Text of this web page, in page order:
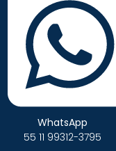
WhatsApp
55 11 99312-3795